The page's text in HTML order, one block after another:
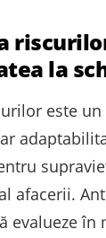
la
este
afacerii.
evalueze în